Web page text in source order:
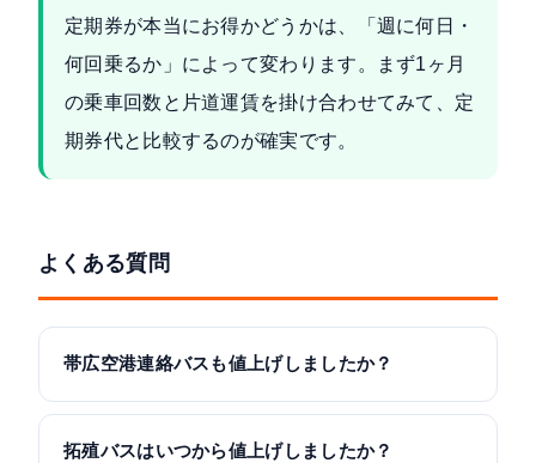
定期券が本当にお得かどうかは、「週に何日・
何回乗るか」によって変わります。まず1ヶ月
の乗車回数と片道運賃を掛け合わせてみて、定
期券代と比較するのが確実です。
よくある質問
帯広空港連絡バスも値上げしましたか？
拓殖バスはいつから値上げしましたか？